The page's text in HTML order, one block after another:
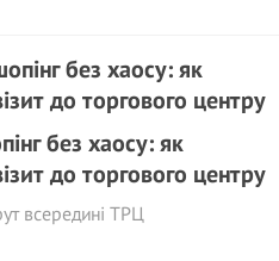
без хаосу: як
до торгового центру
всередині ТРЦ